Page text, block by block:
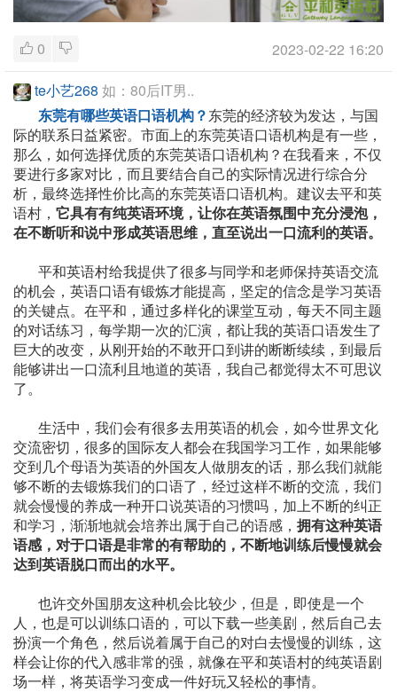
0
2023-02-22 16:20
te小艺268 如：80后IT男..
东莞有哪些英语口语机构？东莞的经济较为发达，与国
际的联系日益紧密。市面上的东莞英语口语机构是有一些，
那么，如何选择优质的东莞英语口语机构？在我看来，不仅
要进行多家对比，而且要结合自己的实际情况进行综合分
析，最终选择性价比高的东莞英语口语机构。建议去平和英
语村， 它具有有纯英语环境，让你在英语氛围中充分浸泡，
在不断听和说中形成英语思维，直至说出一口流利的英语。
平和英语村给我提供了很多与同学和老师保持英语交流
的机会，英语口语有锻炼才能提高，坚定的信念是学习英语
的关键点。在平和，通过多样化的课堂互动，每天不同主题
的对话练习，每学期一次的汇演，都让我的英语口语发生了
巨大的改变，从刚开始的不敢开口到讲的断断续续，到最后
能够讲出一口流利且地道的英语，我自己都觉得太不可思议
了。
生活中，我们会有很多去用英语的机会，如今世界文化
交流密切，很多的国际友人都会在我国学习工作，如果能够
交到几个母语为英语的外国友人做朋友的话，那么我们就能
够不断的去锻炼我们的口语了，经过这样不断的交流，我们
就会慢慢的养成一种开口说英语的习惯吗，加上不断的纠正
和学习，渐渐地就会培养出属于自己的语感， 拥有这种英语
语感，对于口语是非常的有帮助的，不断地训练后慢慢就会
达到英语脱口而出的水平。
也许交外国朋友这种机会比较少，但是，即使是一个
人，也是可以训练口语的，可以下载一些美剧，然后自己去
扮演一个角色，然后说着属于自己的对白去慢慢的训练，这
样会让你的代入感非常的强，就像在平和英语村的纯英语剧
场一样，将英语学习变成一件好玩又轻松的事情。